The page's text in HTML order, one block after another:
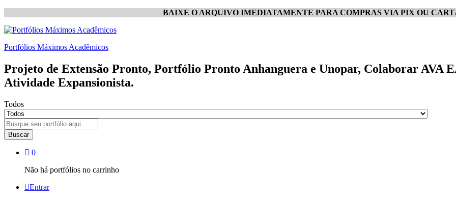
BAIXE O ARQUIVO IMEDIATAMENTE PARA COMPRAS VIA PIX OU
Portfólios Máximos Acadêmicos
Projeto de Extensão Pronto, Portfólio Pronto Anhanguera e Unopar, Colaborar
Atividade Expansionista.
Todos
Buscar
0
Não há portfólios no carrinho
Entrar